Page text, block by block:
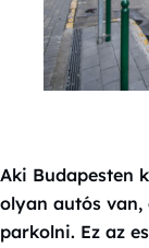
Aki Budapesten
olyan autós van,
parkolni. Ez az